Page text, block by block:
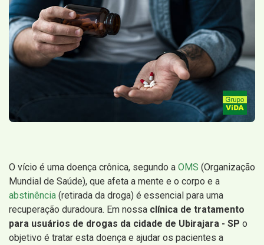
O vício é uma doença crônica, segundo a OMS (Organização
Mundial de Saúde), que afeta a mente e o corpo e a
abstinência (retirada da droga) é essencial para uma
recuperação duradoura. Em nossa clínica de tratamento
para usuários de drogas da cidade de Ubirajara - SP o
objetivo é tratar esta doença e ajudar os pacientes a